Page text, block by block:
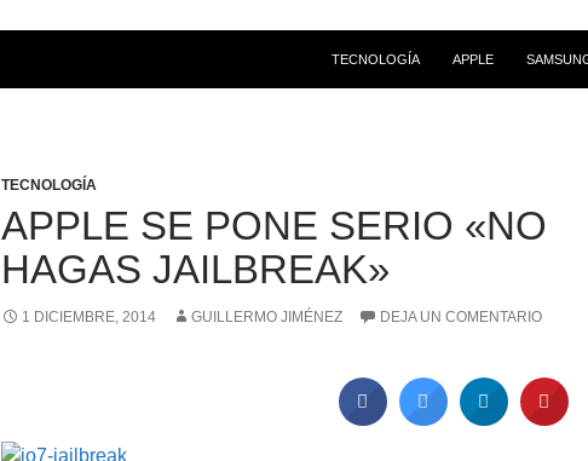
TECNOLOGÍA
APPLE
TECNOLOGÍA
APPLE SE PONE SERIO «NO
HAGAS JAILBREAK»
1 DICIEMBRE, 2014 GUILLERMO JIMÉNEZ DEJA UN COMENTARIO